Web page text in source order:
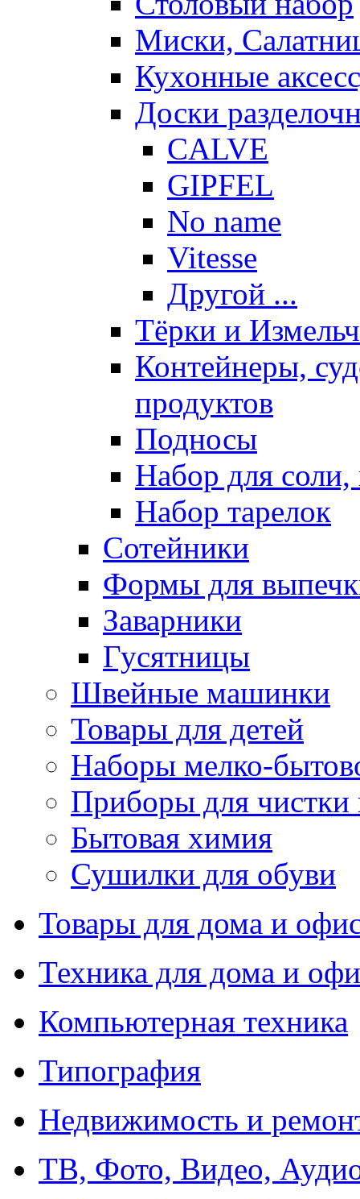
Миски,
Кухонные
Доски
CALVE
GIPFEL
No name
Vitesse
Другой ...
Тёрки и
Контейнеры,
продуктов
Подносы
Набор для соли,
Набор тарелок
Сотейники
Формы для
Заварники
Гусятницы
Швейные машинки
Товары для детей
Наборы мелко-
Приборы для чистки
Бытовая химия
Сушилки для обуви
Товары для дома и
Техника для дома и
Компьютерная техника
Типография
Недвижимость и
ТВ, Фото, Видео,